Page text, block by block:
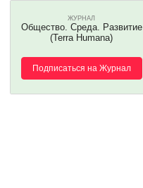
ЖУРНАЛ
Общество. Среда. Развитие
(Terra Humana)
Подписаться на Журнал